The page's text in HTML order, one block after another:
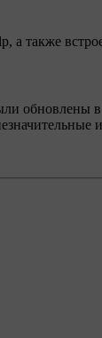
а также
обновлены